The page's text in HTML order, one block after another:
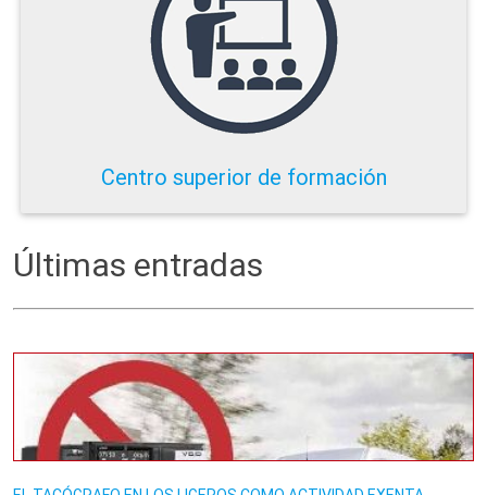
Centro superior de formación
Últimas entradas